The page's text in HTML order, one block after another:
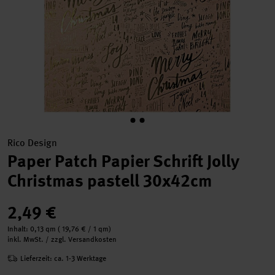
Rico Design
Paper Patch Papier Schrift Jolly
Christmas pastell 30x42cm
2,49 €
Inhalt: 0,13 qm ( 19,76 € / 1 qm)
inkl. MwSt. / zzgl. Versandkosten
Lieferzeit: ca. 1-3 Werktage